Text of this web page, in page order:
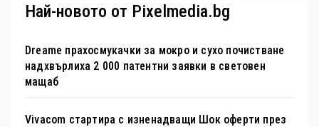
Най-новото от Pixelmedia.bg
Dreame прахосмукачки за мокро и сухо почистване
надхвърлиха 2 000 патентни заявки в световен
мащаб
Vivacom стартира с изненадващи Шок оферти през